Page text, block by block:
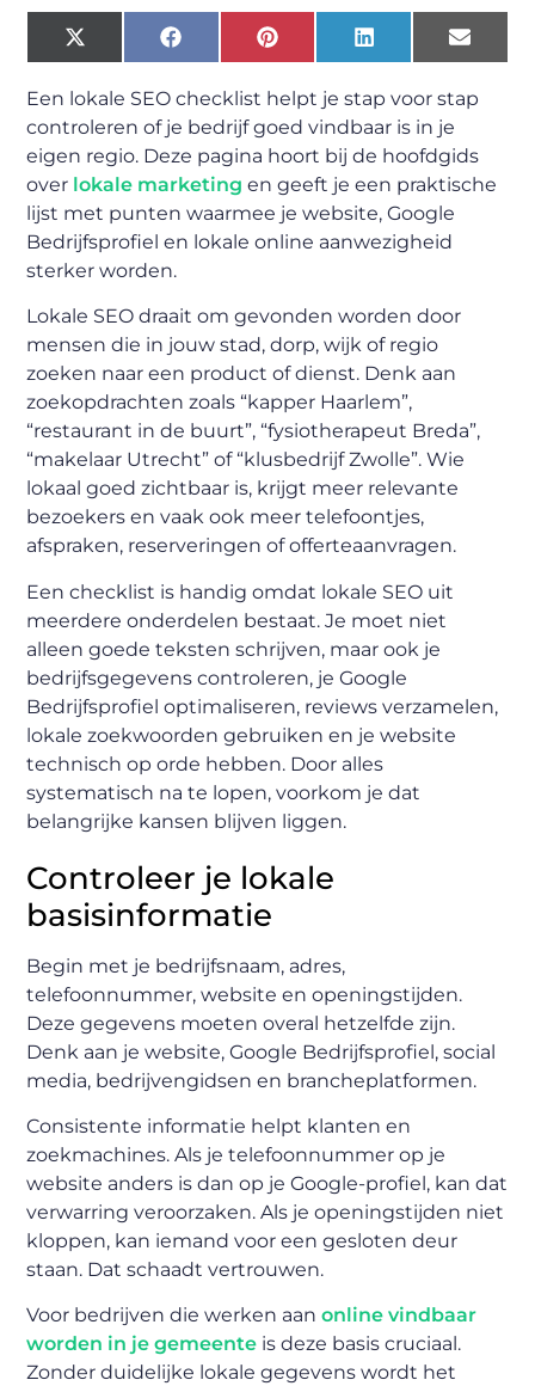
X
(Twitter)
FacebookPinterestLinkedIn Email
Een lokale SEO checklist helpt je stap voor stap
controleren of je bedrijf goed vindbaar is in je
eigen regio. Deze pagina hoort bij de hoofdgids
over lokale marketing en geeft je een praktische
lijst met punten waarmee je website, Google
Bedrijfsprofiel en lokale online aanwezigheid
sterker worden.
Lokale SEO draait om gevonden worden door
mensen die in jouw stad, dorp, wijk of regio
zoeken naar een product of dienst. Denk aan
zoekopdrachten zoals “kapper Haarlem”,
“restaurant in de buurt”, “fysiotherapeut Breda”,
“makelaar Utrecht” of “klusbedrijf Zwolle”. Wie
lokaal goed zichtbaar is, krijgt meer relevante
bezoekers en vaak ook meer telefoontjes,
afspraken, reserveringen of offerteaanvragen.
Een checklist is handig omdat lokale SEO uit
meerdere onderdelen bestaat. Je moet niet
alleen goede teksten schrijven, maar ook je
bedrijfsgegevens controleren, je Google
Bedrijfsprofiel optimaliseren, reviews verzamelen,
lokale zoekwoorden gebruiken en je website
technisch op orde hebben. Door alles
systematisch na te lopen, voorkom je dat
belangrijke kansen blijven liggen.
Controleer je lokale
basisinformatie
Begin met je bedrijfsnaam, adres,
telefoonnummer, website en openingstijden.
Deze gegevens moeten overal hetzelfde zijn.
Denk aan je website, Google Bedrijfsprofiel, social
media, bedrijvengidsen en brancheplatformen.
Consistente informatie helpt klanten en
zoekmachines. Als je telefoonnummer op je
website anders is dan op je Google-profiel, kan dat
verwarring veroorzaken. Als je openingstijden niet
kloppen, kan iemand voor een gesloten deur
staan. Dat schaadt vertrouwen.
Voor bedrijven die werken aanonline vindbaar
worden in je gemeente is deze basis cruciaal.
Zonder duidelijke lokale gegevens wordt het